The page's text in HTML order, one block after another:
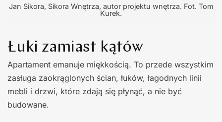
Jan Sikora, Sikora Wnętrza, autor projektu wnętrza. Fot. Tom
Kurek.
Łuki zamiast kątów
Apartament emanuje miękkością. To przede wszystkim
zasługa zaokrąglonych ścian, łuków, łagodnych linii
mebli i drzwi, które zdają się płynąć, a nie być
budowane.